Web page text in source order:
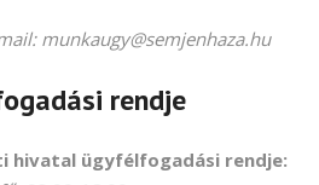
munkaugy@semjenhaza.hu
rendje
hivatal ügyfélfogadási rendje: